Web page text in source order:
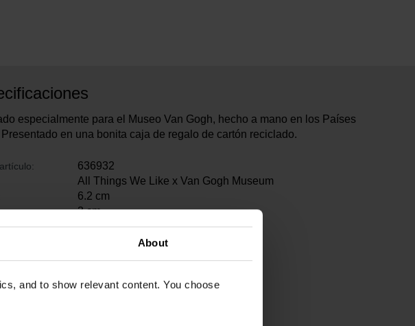
About
and to show relevant content. You choose
especialmente para el Museo Van Gogh, hecho a mano en los Países
Presentado en una bonita caja de regalo de cartón reciclado.
636932
All Things We Like x Van Gogh Museum
6.2 cm
3 cm
0.3 cm